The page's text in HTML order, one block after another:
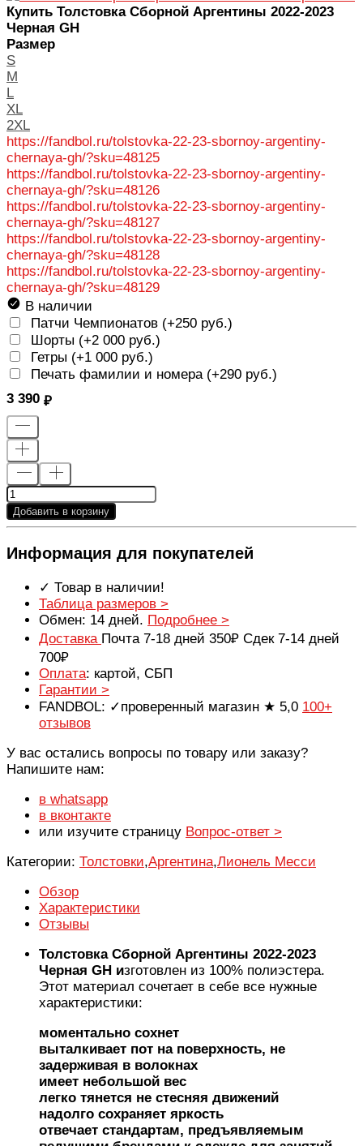
Купить Толстовка Сборной Аргентины 2022-2023
Черная GH
Размер
S
M
L
XL
2XL
https://fandbol.ru/tolstovka-22-23-sbornoy-argentiny-
chernaya-gh/?sku=48125
https://fandbol.ru/tolstovka-22-23-sbornoy-argentiny-
chernaya-gh/?sku=48126
https://fandbol.ru/tolstovka-22-23-sbornoy-argentiny-
chernaya-gh/?sku=48127
https://fandbol.ru/tolstovka-22-23-sbornoy-argentiny-
chernaya-gh/?sku=48128
https://fandbol.ru/tolstovka-22-23-sbornoy-argentiny-
chernaya-gh/?sku=48129
В наличии
Патчи Чемпионатов (+250 руб.)
Шорты (+2 000 руб.)
Гетры (+1 000 руб.)
Печать фамилии и номера (+290 руб.)
3 390
Добавить в корзину
Информация для покупателей
✓ Товар в наличии!
Таблица размеров >
Обмен: 14 дней. Подробнее >
Доставка Почта 7-18 дней 350₽ Сдек 7-14 дней
700₽
Оплата: картой, СБП
Гарантии >
FANDBOL: ✓проверенный магазин ★ 5,0 100+
отзывов
У вас остались вопросы по товару или заказу?
Напишите нам:
в whatsapp
в вконтакте
или изучите страницу Вопрос-ответ >
Категории: Толстовки,Аргентина,Лионель Месси
Обзор
Характеристики
Отзывы
Толстовка Сборной Аргентины 2022-2023
Черная GH изготовлен из 100% полиэстера.
Этот материал сочетает в себе все нужные
характеристики:
моментально сохнет
выталкивает пот на поверхность, не
задерживая в волокнах
имеет небольшой вес
легко тянется не стесняя движений
надолго сохраняет яркость
отвечает стандартам, предъявляемым